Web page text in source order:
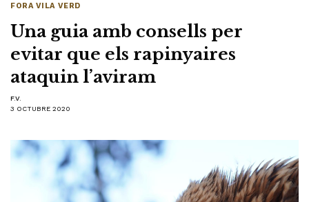
FORA VILA VERD
Una guia amb consells per
evitar que els rapinyaires
ataquin l’aviram
F.V.
3 OCTUBRE 2020